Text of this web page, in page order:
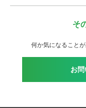
そ
何か気になること
お